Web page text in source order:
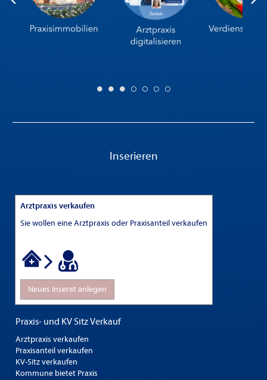
Inserieren
Arztpraxis verkaufen
Sie wollen eine Arztpraxis oder Praxisanteil verkaufen
Neues Inserat anlegen
Praxis- und KV Sitz Verkauf
Arztpraxis verkaufen
Praxisanteil verkaufen
KV-Sitz verkaufen
Kommune bietet Praxis